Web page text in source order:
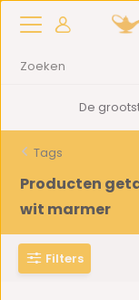
De
Tags
Producten
wit marmer
Filters